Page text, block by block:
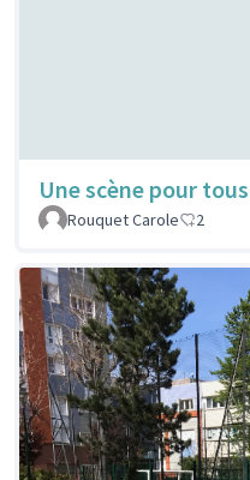
Une scène pour tous
Rouquet Carole
2